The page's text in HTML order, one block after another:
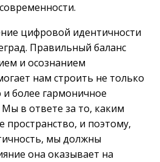
цифровой идентичности
Правильный баланс
и осознанием
нам строить не только
и более гармоничное
в ответе за то, каким
и поэтому,
мы должны
она оказывает на